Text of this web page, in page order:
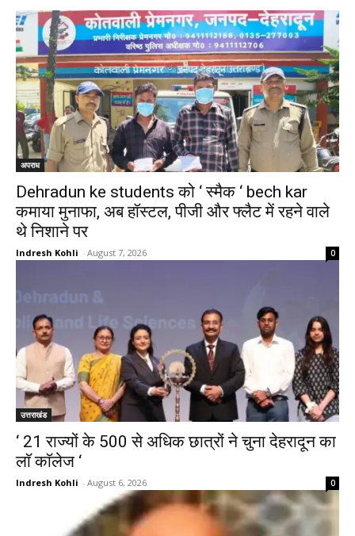
अपराध
Dehradun ke students को ‘ स्मैक ‘ bech kar
कमाया मुनाफा, अब हॉस्टल, पीजी और फ्लैट में रहने वाले
थे निशाने पर
Indresh Kohli - August 7, 2026 0
उत्तराखंड
‘ 21 राज्यों के 500 से अधिक छात्रों ने चुना देहरादून का
लाॅ काॅलेज ‘
Indresh Kohli - August 6, 2026 0